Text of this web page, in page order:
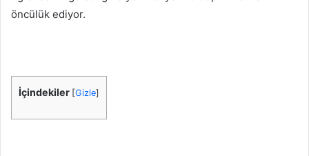
öncülük ediyor.
İçindekiler [Gizle]